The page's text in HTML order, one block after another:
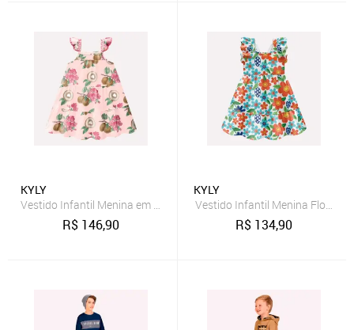
KYLY
Vestido Infantil Menina em Algodão Kyly
R$ 146,90
KYLY
Vestido Infantil Menina Flores
R$ 134,90